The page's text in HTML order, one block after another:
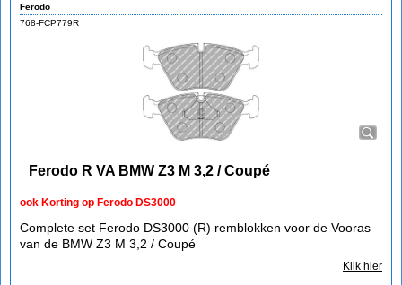
Ferodo
768-FCP779R
Ferodo R VA BMW Z3 M 3,2 / Coupé
ook Korting op Ferodo DS3000
Complete set Ferodo DS3000 (R) remblokken voor de Vooras
van de BMW Z3 M 3,2 / Coupé
Klik hier